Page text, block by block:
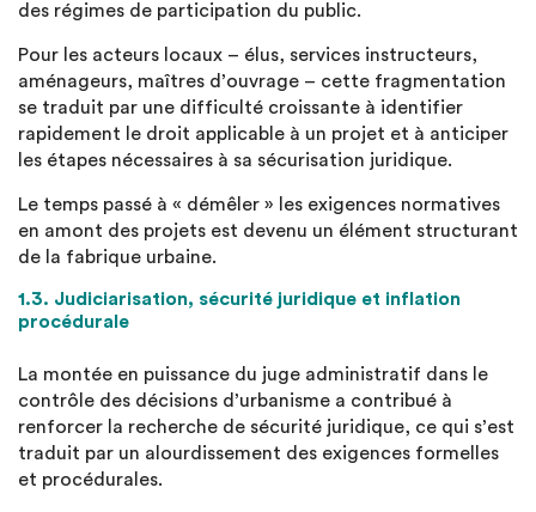
des régimes de participation du public.
Pour les acteurs locaux – élus, services instructeurs,
aménageurs, maîtres d’ouvrage – cette fragmentation
se traduit par une difficulté croissante à identifier
rapidement le droit applicable à un projet et à anticiper
les étapes nécessaires à sa sécurisation juridique.
Le temps passé à « démêler » les exigences normatives
en amont des projets est devenu un élément structurant
de la fabrique urbaine.
1.3. Judiciarisation, sécurité juridique et inflation
procédurale
La montée en puissance du juge administratif dans le
contrôle des décisions d’urbanisme a contribué à
renforcer la recherche de sécurité juridique, ce qui s’est
traduit par un alourdissement des exigences formelles
et procédurales.